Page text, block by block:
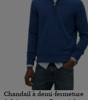
Chandail à demi-fermeture